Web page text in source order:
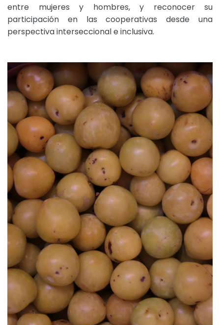
entre mujeres y hombres, y reconocer su
participación en las cooperativas desde una
perspectiva interseccional e inclusiva.